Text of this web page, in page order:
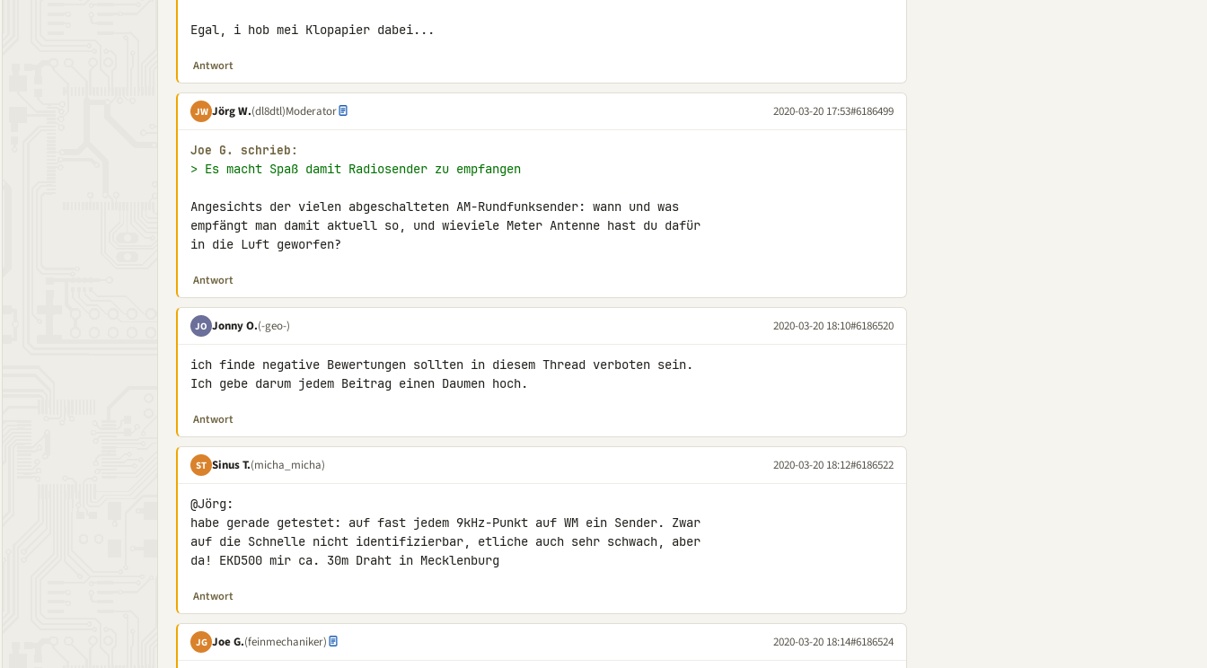
Egal, i hob mei Klopapier dabei...
Antwort
JW Jörg W.(dl8dtl)Moderator 2020-03-20 17:53#6186499
Joe G. schrieb:
> Es macht Spaß damit Radiosender zu empfangen
Angesichts der vielen abgeschalteten AM-Rundfunksender: wann und was
empfängt man damit aktuell so, und wieviele Meter Antenne hast du dafür
in die Luft geworfen?
Antwort
JO Jonny O.(-geo-) 2020-03-20 18:10#6186520
ich finde negative Bewertungen sollten in diesem Thread verboten sein.
Ich gebe darum jedem Beitrag einen Daumen hoch.
Antwort
ST Sinus T.(micha_micha) 2020-03-20 18:12#6186522
@Jörg:
habe gerade getestet: auf fast jedem 9kHz-Punkt auf WM ein Sender. Zwar
auf die Schnelle nicht identifizierbar, etliche auch sehr schwach, aber
da! EKD500 mir ca. 30m Draht in Mecklenburg
Antwort
JG Joe G.(feinmechaniker) 2020-03-20 18:14#6186524